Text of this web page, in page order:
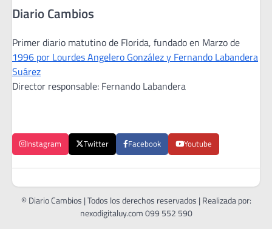
Diario Cambios
Primer diario matutino de Florida, fundado en Marzo de
1996 por Lourdes Angelero González y Fernando Labandera
Suárez
Director responsable: Fernando Labandera
Instagram Twitter Facebook Youtube